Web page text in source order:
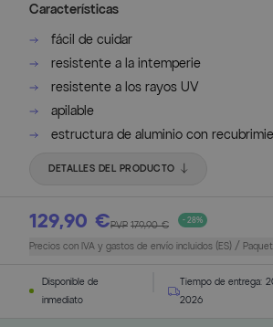
Características
fácil de cuidar
resistente a la intemperie
resistente a los rayos UV
apilable
estructura de aluminio con
DETALLES DEL PRODUCTO
129,90 €PVP 179,90 € - 28%
Precios con IVA y gastos de envío incluidos (ES) /
Disponible de
inmediato
Tiempo de entrega:
2026